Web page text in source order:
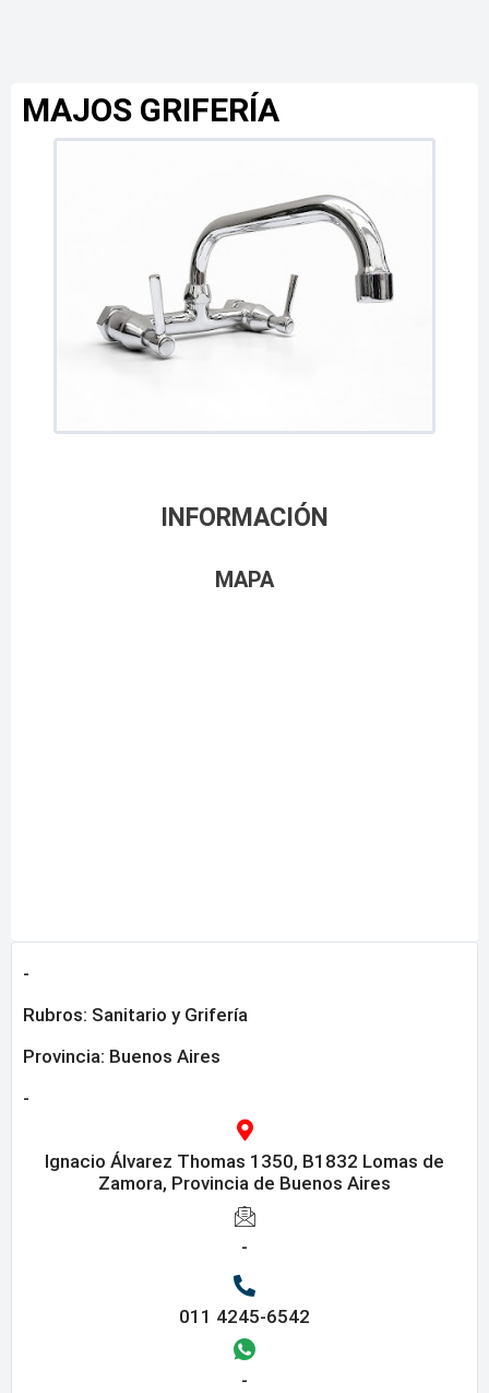
MAJOS GRIFERÍA
INFORMACIÓN
MAPA
-
Rubros: Sanitario y Grifería
Provincia: Buenos Aires
-
Ignacio Álvarez Thomas 1350, B1832 Lomas de
Zamora, Provincia de Buenos Aires
-
011 4245-6542
-